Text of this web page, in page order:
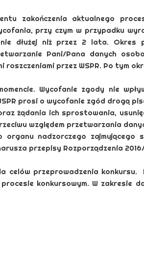
zakończenia aktualnego
przy czym w przypadku
dłużej niż przez 2 lata. Okres
Pani/Pana danych
przez WSPR. Po tym
Wycofanie zgody nie
prosi o wycofanie zgód drogą
żądania ich sprostowania,
względem przetwarzania
nadzorczego zajmującego
przepisy Rozporządzenia
celów przeprowadzenia
konkursowym. W zakresie